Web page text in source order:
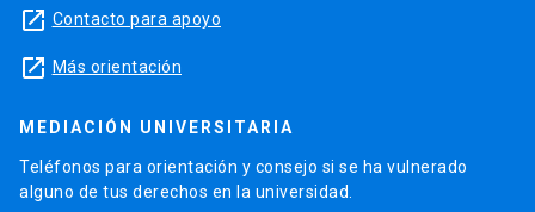
launch Contacto para apoyo
launch Más orientación
MEDIACIÓN UNIVERSITARIA
Teléfonos para orientación y consejo si se ha vulnerado
alguno de tus derechos en la universidad.